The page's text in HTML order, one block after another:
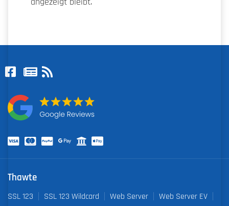
angezeigt bleibt.
Thawte
SSL 123 SSL 123 Wildcard Web Server
Web Server EV